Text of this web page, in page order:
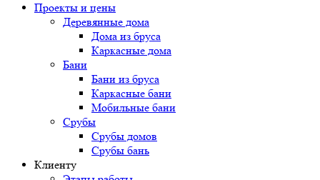
Проекты и цены
Деревянные дома
Дома из бруса
Каркасные дома
Бани
Бани из бруса
Каркасные бани
Мобильные бани
Срубы
Срубы домов
Срубы бань
Клиенту